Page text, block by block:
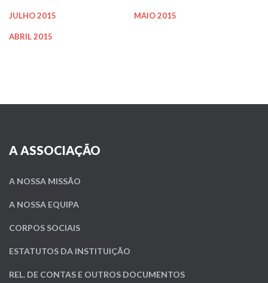
JULHO 2015 MAIO 2015
ABRIL 2015
A ASSOCIAÇÃO
A NOSSA MISSÃO
A NOSSA EQUIPA
CORPOS SOCIAIS
ESTATUTOS DA INSTITUIÇÃO
REL. DE CONTAS E OUTROS DOCUMENTOS